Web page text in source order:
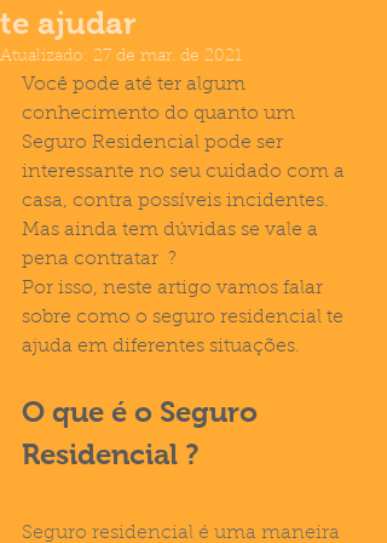
te ajudar
Atualizado: 27 de mar. de 2021
Você pode até ter algum
conhecimento do quanto um
Seguro Residencial pode ser
interessante no seu cuidado com a
casa, contra possíveis incidentes.
Mas ainda tem dúvidas se vale a
pena contratar  ?
Por isso, neste artigo vamos falar
sobre como o seguro residencial te
ajuda em diferentes situações.
O que é o Seguro
Residencial ?
Seguro residencial é uma maneira